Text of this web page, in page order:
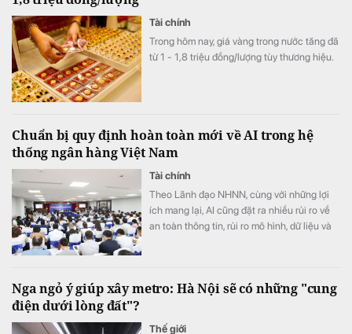
Tài chính
Trong hôm nay, giá vàng trong nước tăng đã
từ 1 - 1,8 triệu đồng/lượng tùy thương hiệu.
Chuẩn bị quy định hoàn toàn mới về AI trong hệ
thống ngân hàng Việt Nam
Tài chính
Theo Lãnh đạo NHNN, cùng với những lợi
ích mang lại, AI cũng đặt ra nhiều rủi ro về
an toàn thông tin, rủi ro mô hình, dữ liệu và
Nga ngỏ ý giúp xây metro: Hà Nội sẽ có những "cung
điện dưới lòng đất"?
Thế giới